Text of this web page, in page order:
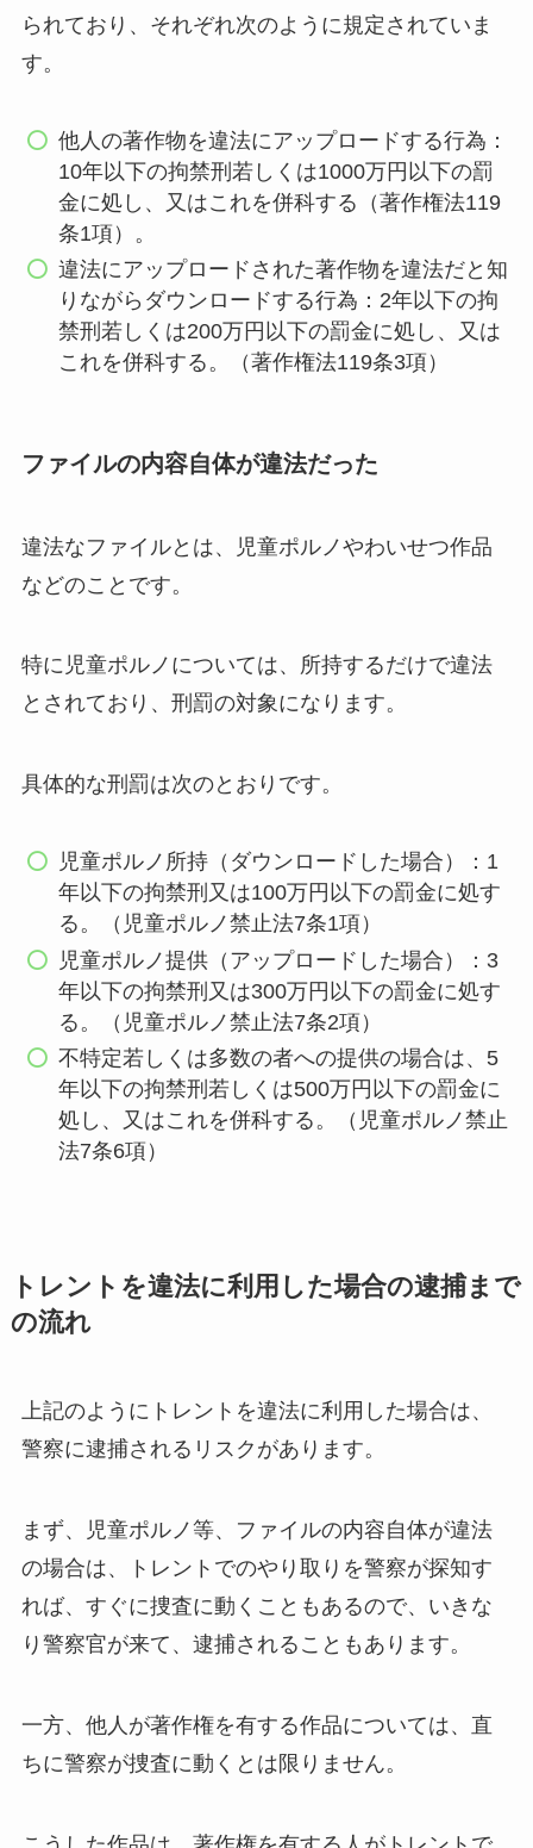
られており、それぞれ次のように規定されていま
す。
他人の著作物を違法にアップロードする行為：
10年以下の拘禁刑若しくは1000万円以下の罰
金に処し、又はこれを併科する（著作権法119
条1項）。
違法にアップロードされた著作物を違法だと知
りながらダウンロードする行為：2年以下の拘
禁刑若しくは200万円以下の罰金に処し、又は
これを併科する。（著作権法119条3項）
ファイルの内容自体が違法だった
違法なファイルとは、児童ポルノやわいせつ作品
などのことです。
特に児童ポルノについては、所持するだけで違法
とされており、刑罰の対象になります。
具体的な刑罰は次のとおりです。
児童ポルノ所持（ダウンロードした場合）：1
年以下の拘禁刑又は100万円以下の罰金に処す
る。（児童ポルノ禁止法7条1項）
児童ポルノ提供（アップロードした場合）：3
年以下の拘禁刑又は300万円以下の罰金に処す
る。（児童ポルノ禁止法7条2項）
不特定若しくは多数の者への提供の場合は、5
年以下の拘禁刑若しくは500万円以下の罰金に
処し、又はこれを併科する。（児童ポルノ禁止
法7条6項）
トレントを違法に利用した場合の逮捕まで
の流れ
上記のようにトレントを違法に利用した場合は、
警察に逮捕されるリスクがあります。
まず、児童ポルノ等、ファイルの内容自体が違法
の場合は、トレントでのやり取りを警察が探知す
れば、すぐに捜査に動くこともあるので、いきな
り警察官が来て、逮捕されることもあります。
一方、他人が著作権を有する作品については、直
ちに警察が捜査に動くとは限りません。